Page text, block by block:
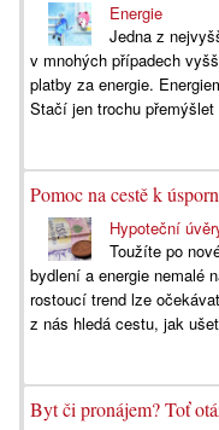
Energie
Jedna z
v mnohých případech
platby za energie.
Stačí jen trochu přemýšlet
Pomoc na cestě k
Hypoteční
Toužíte po
bydlení a energie nemalé
rostoucí trend lze
z nás hledá cestu, jak
Byt či pronájem? Toť